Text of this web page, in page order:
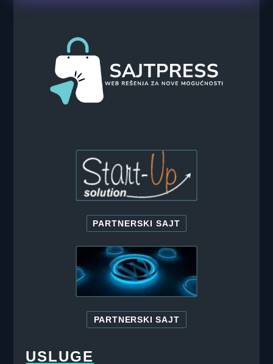
PARTNERSKI SAJT
PARTNERSKI SAJT
USLUGE